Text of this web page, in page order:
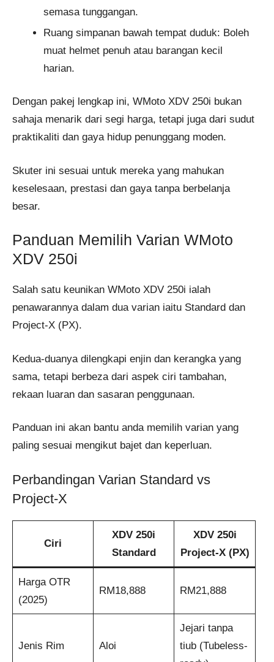
semasa tunggangan.
Ruang simpanan bawah tempat duduk: Boleh
muat helmet penuh atau barangan kecil
harian.
Dengan pakej lengkap ini, WMoto XDV 250i bukan
sahaja menarik dari segi harga, tetapi juga dari sudut
praktikaliti dan gaya hidup penunggang moden.
Skuter ini sesuai untuk mereka yang mahukan
keselesaan, prestasi dan gaya tanpa berbelanja
besar.
Panduan Memilih Varian WMoto
XDV 250i
Salah satu keunikan WMoto XDV 250i ialah
penawarannya dalam dua varian iaitu Standard dan
Project-X (PX).
Kedua-duanya dilengkapi enjin dan kerangka yang
sama, tetapi berbeza dari aspek ciri tambahan,
rekaan luaran dan sasaran penggunaan.
Panduan ini akan bantu anda memilih varian yang
paling sesuai mengikut bajet dan keperluan.
Perbandingan Varian Standard vs
Project-X
Ciri
XDV 250i
Standard
XDV 250i
Project-X (PX)
Harga OTR
(2025)
RM18,888 RM21,888
Jenis Rim Aloi
Jejari tanpa
tiub (Tubeless-